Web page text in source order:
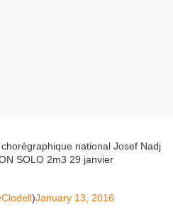
national Josef Nadj​
SOLO 2m3 29 janvier
)January 13, 2016